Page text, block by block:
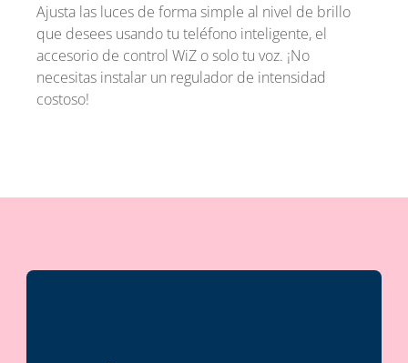
Ajusta las luces de forma simple al nivel de brillo
que desees usando tu teléfono inteligente, el
accesorio de control WiZ o solo tu voz. ¡No
necesitas instalar un regulador de intensidad
costoso!